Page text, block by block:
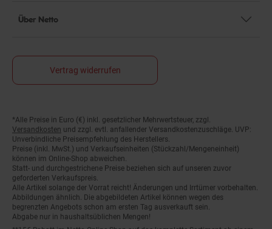
Über Netto
Vertrag widerrufen
Fußnoten
*Alle Preise in Euro (€) inkl. gesetzlicher Mehrwertsteuer, zzgl.
Versandkosten und zzgl. evtl. anfallender Versandkostenzuschläge. UVP:
Unverbindliche Preisempfehlung des Herstellers.
Preise (inkl. MwSt.) und Verkaufseinheiten (Stückzahl/Mengeneinheit)
können im Online-Shop abweichen.
Statt- und durchgestrichene Preise beziehen sich auf unseren zuvor
geforderten Verkaufspreis.
Alle Artikel solange der Vorrat reicht! Änderungen und Irrtümer vorbehalten.
Abbildungen ähnlich. Die abgebildeten Artikel können wegen des
begrenzten Angebots schon am ersten Tag ausverkauft sein.
Abgabe nur in haushaltsüblichen Mengen!
**15€ Rabatt im Netto Online-Shop auf das komplette Sortiment ab einem